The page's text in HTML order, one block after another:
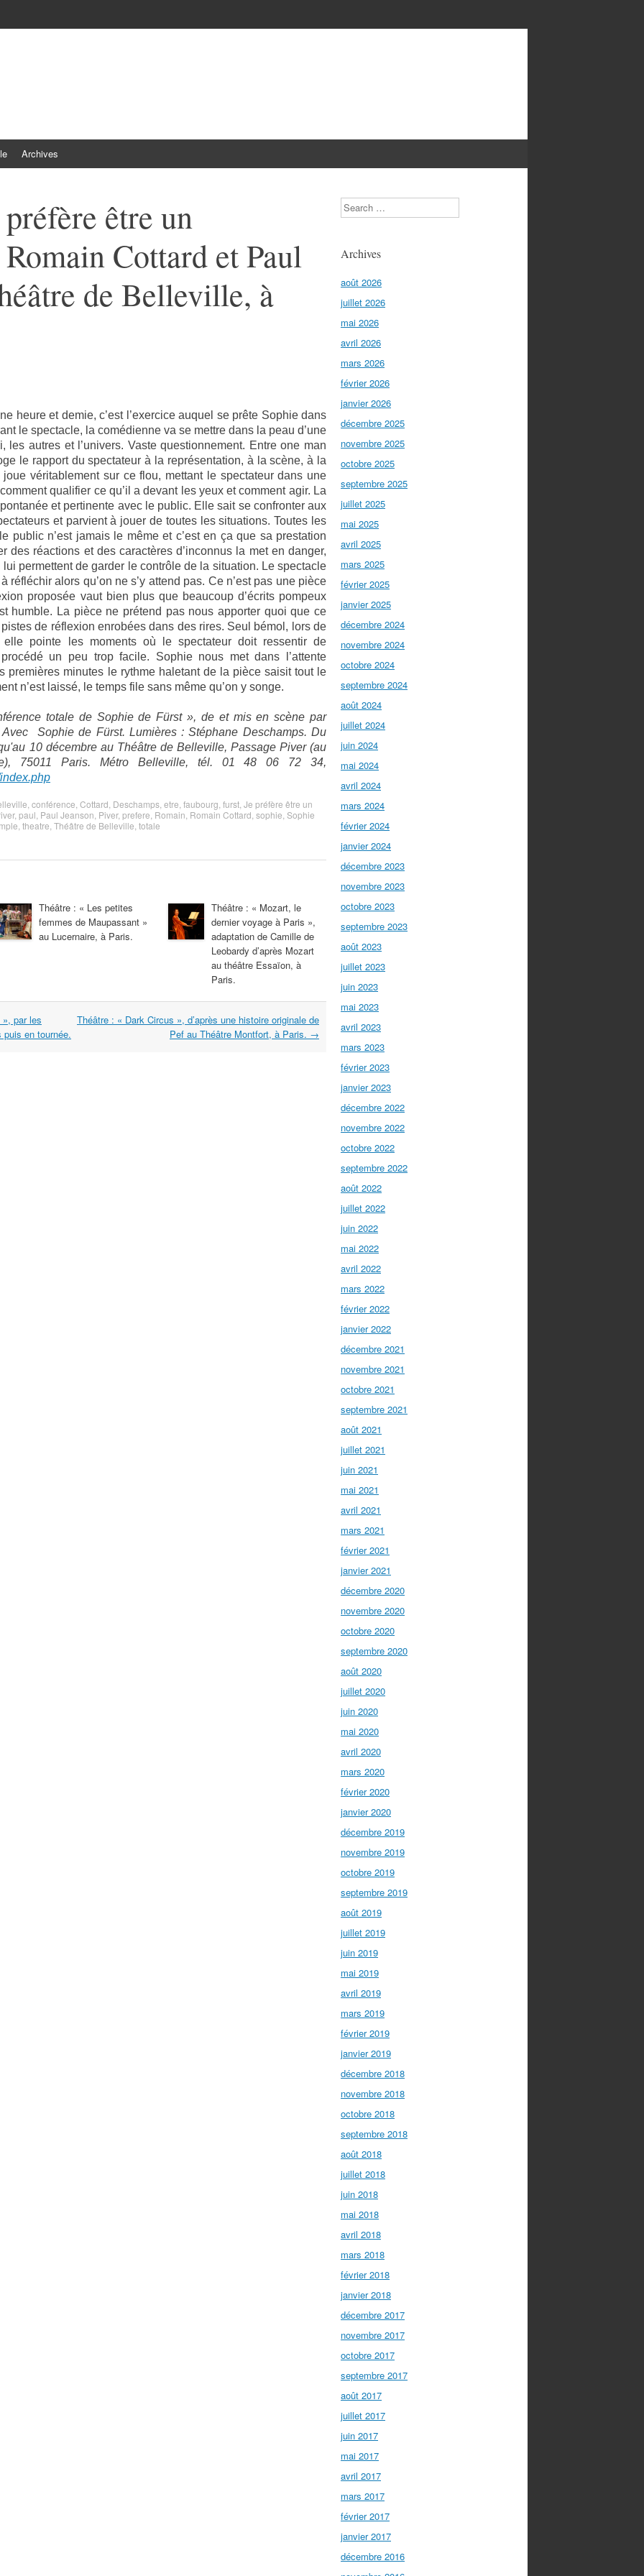
Archives
être un
Cottard et Paul
de Belleville, à
heure et demie, c’est l’exercice auquel se prête Sophie dans
le spectacle, la comédienne va se mettre dans la peau d’une
les autres et l’univers. Vaste questionnement. Entre one man
le rapport du spectateur à la représentation, à la scène, à la
véritablement sur ce flou, mettant le spectateur dans une
qualifier ce qu’il a devant les yeux et comment agir. La
et pertinente avec le public. Elle sait se confronter aux
et parvient à jouer de toutes les situations. Toutes les
public n’est jamais le même et c’est en ça que sa prestation
des réactions et des caractères d’inconnus la met en danger,
permettent de garder le contrôle de la situation. Le spectacle
réfléchir alors qu’on ne s’y attend pas. Ce n’est pas une pièce
proposée vaut bien plus que beaucoup d’écrits pompeux
humble. La pièce ne prétend pas nous apporter quoi que ce
de réflexion enrobées dans des rires. Seul bémol, lors de
elle pointe les moments où le spectateur doit ressentir de
un peu trop facile. Sophie nous met dans l’attente
premières minutes le rythme haletant de la pièce saisit tout le
n’est laissé, le temps file sans même qu’on y songe.
totale de Sophie de Fürst », de et mis en scène par
Sophie de Fürst. Lumières : Stéphane Deschamps. Du
10 décembre au Théâtre de Belleville, Passage Piver (au
75011 Paris. Métro Belleville, tél. 01 48 06 72 34,
conférence Cottard Deschamps etre faubourg furst Je préfère être un
, paul Paul Jeanson Piver, prefere Romain Romain Cottard sophie Sophie
theatre Théâtre de Belleville totale
Théâtre : « Les petites
femmes de Maupassant »
au Lucernaire, à Paris.
Théâtre : « Mozart, le
dernier voyage à Paris »,
adaptation de Camille de
Leobardy d’après Mozart
au théâtre Essaïon, à
Paris.
par les
puis en tournée.
Théâtre : « Dark Circus », d’après une histoire originale de
Pef au Théâtre Montfort, à Paris. →
Search
Archives
août 2026
juillet 2026
mai 2026
avril 2026
mars 2026
février 2026
janvier 2026
décembre 2025
novembre 2025
octobre 2025
septembre 2025
juillet 2025
mai 2025
avril 2025
mars 2025
février 2025
janvier 2025
décembre 2024
novembre 2024
octobre 2024
septembre 2024
août 2024
juillet 2024
juin 2024
mai 2024
avril 2024
mars 2024
février 2024
janvier 2024
décembre 2023
novembre 2023
octobre 2023
septembre 2023
août 2023
juillet 2023
juin 2023
mai 2023
avril 2023
mars 2023
février 2023
janvier 2023
décembre 2022
novembre 2022
octobre 2022
septembre 2022
août 2022
juillet 2022
juin 2022
mai 2022
avril 2022
mars 2022
février 2022
janvier 2022
décembre 2021
novembre 2021
octobre 2021
septembre 2021
août 2021
juillet 2021
juin 2021
mai 2021
avril 2021
mars 2021
février 2021
janvier 2021
décembre 2020
novembre 2020
octobre 2020
septembre 2020
août 2020
juillet 2020
juin 2020
mai 2020
avril 2020
mars 2020
février 2020
janvier 2020
décembre 2019
novembre 2019
octobre 2019
septembre 2019
août 2019
juillet 2019
juin 2019
mai 2019
avril 2019
mars 2019
février 2019
janvier 2019
décembre 2018
novembre 2018
octobre 2018
septembre 2018
août 2018
juillet 2018
juin 2018
mai 2018
avril 2018
mars 2018
février 2018
janvier 2018
décembre 2017
novembre 2017
octobre 2017
septembre 2017
août 2017
juillet 2017
juin 2017
mai 2017
avril 2017
mars 2017
février 2017
janvier 2017
décembre 2016